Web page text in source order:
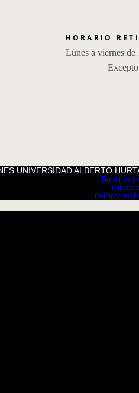
HORARIO
Lunes a viernes de
UNIVERSIDAD ALBERTO
Términos y
Políticas
Políticas de